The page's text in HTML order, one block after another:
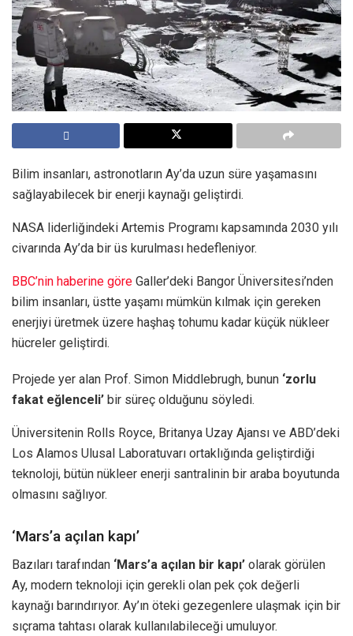
Bilim insanları, astronotların Ay’da uzun süre yaşamasını
sağlayabilecek bir enerji kaynağı geliştirdi.
NASA liderliğindeki Artemis Programı kapsamında 2030 yılı
civarında Ay’da bir üs kurulması hedefleniyor.
BBC’nin haberine göre Galler’deki Bangor Üniversitesi’nden
bilim insanları, üstte yaşamı mümkün kılmak için gereken
enerjiyi üretmek üzere haşhaş tohumu kadar küçük nükleer
hücreler geliştirdi.
Projede yer alan Prof. Simon Middlebrugh, bunun ‘zorlu
fakat eğlenceli’ bir süreç olduğunu söyledi.
Üniversitenin Rolls Royce, Britanya Uzay Ajansı ve ABD’deki
Los Alamos Ulusal Laboratuvarı ortaklığında geliştirdiği
teknoloji, bütün nükleer enerji santralinin bir araba boyutunda
olmasını sağlıyor.
‘Mars’a açılan kapı’
Bazıları tarafından ‘Mars’a açılan bir kapı’ olarak görülen
Ay, modern teknoloji için gerekli olan pek çok değerli
kaynağı barındırıyor. Ay’ın öteki gezegenlere ulaşmak için bir
sıçrama tahtası olarak kullanılabileceği umuluyor.